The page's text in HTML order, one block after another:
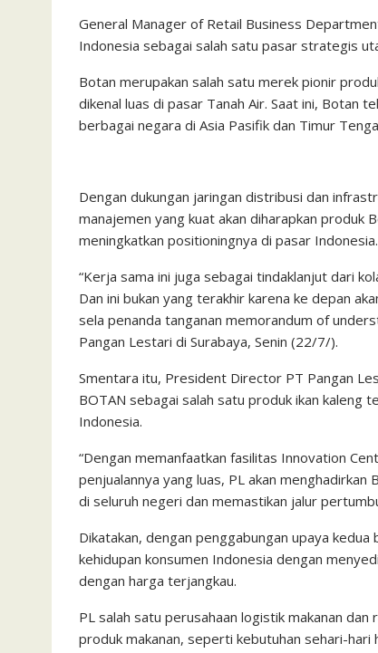
General Manager of Retail Business
Indonesia sebagai salah satu pasar strategis
Botan merupakan salah satu merek pionir
dikenal luas di pasar Tanah Air. Saat ini, Botan
berbagai negara di Asia Pasifik dan Timur
Dengan dukungan jaringan distribusi dan
manajemen yang kuat akan diharapkan produk
meningkatkan positioningnya di pasar Indonesia.
“Kerja sama ini juga sebagai tindaklanjut dari
Dan ini bukan yang terakhir karena ke depan
sela penanda tanganan memorandum of
Pangan Lestari di Surabaya, Senin (22/7/).
Smentara itu, President Director PT Pangan
BOTAN sebagai salah satu produk ikan kaleng
Indonesia.
“Dengan memanfaatkan fasilitas Innovation
penjualannya yang luas, PL akan
di seluruh negeri dan memastikan jalur
Dikatakan, dengan penggabungan upaya
kehidupan konsumen Indonesia dengan
dengan harga terjangkau.
PL salah satu perusahaan logistik makanan
produk makanan, seperti kebutuhan sehari-